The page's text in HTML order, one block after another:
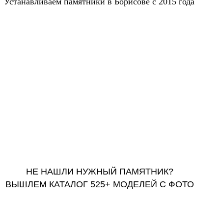
НЕ НАШЛИ НУЖНЫЙ ПАМЯТНИК?
ВЫШЛЕМ КАТАЛОГ 525+ МОДЕЛЕЙ С ФОТО